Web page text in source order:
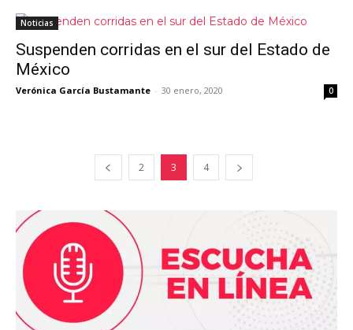
Noticias
Suspenden corridas en el sur del Estado de
México
Verónica García Bustamante - 30 enero, 2020 0
2 3 4